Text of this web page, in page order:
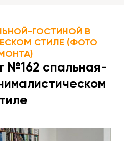
ГОСТИНОЙ В
СТИЛЕ (ФОТО
№162 спальная-